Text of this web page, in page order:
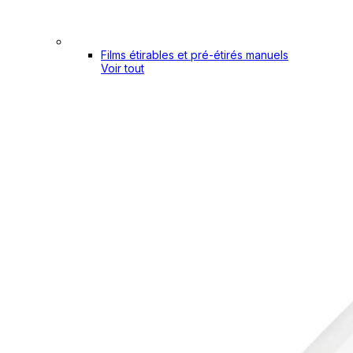
Films étirables et pré-étirés manuels
Voir tout